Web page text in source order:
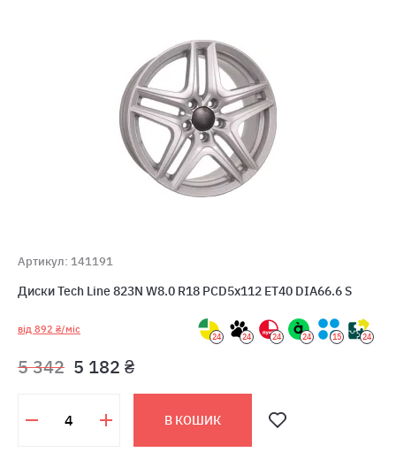
Артикул: 141191
Диски Tech Line 823N W8.0 R18 PCD5x112 ET40 DIA66.6 S
від 892 ₴/міс
24 24 24 24 15 24
5 342 5 182 ₴
В КОШИК